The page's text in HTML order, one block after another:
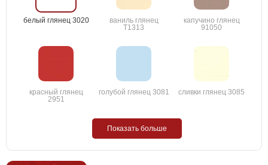
белый глянец 3020
ваниль глянец
T1313
капучино глянец
91050
красный глянец
2951
голубой глянец 3081 сливки глянец 3085
Показать больше